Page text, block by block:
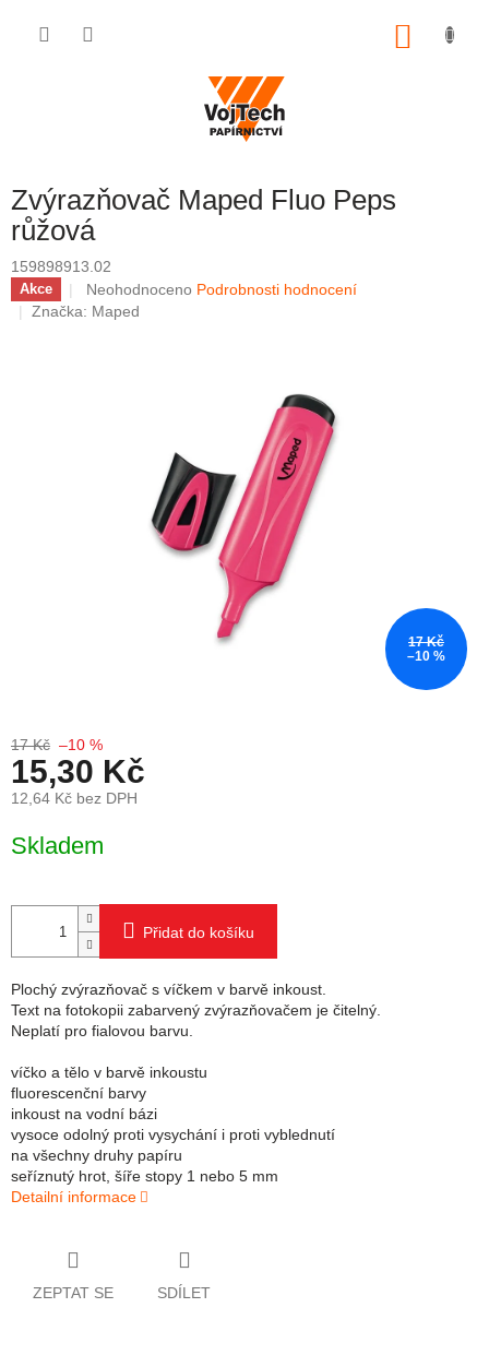
Zvýrazňovač Maped Fluo Peps
růžová
159898913.02
Akce Průměrné hodnocení produktu je 0,0 z 5 hvězdiček.
Neohodnoceno Podrobnosti hodnocení
Značka: Maped
17 Kč
–10 %
17 Kč –10 %
15,30 Kč
12,64 Kč bez DPH
Skladem
Přidat do košíku
Plochý zvýrazňovač s víčkem v barvě inkoust.
Text na fotokopii zabarvený zvýrazňovačem je čitelný.
Neplatí pro fialovou barvu.
víčko a tělo v barvě inkoustu
fluorescenční barvy
inkoust na vodní bázi
vysoce odolný proti vysychání i proti vyblednutí
na všechny druhy papíru
seříznutý hrot, šíře stopy 1 nebo 5 mm
Detailní informace
ZEPTAT SE SDÍLET